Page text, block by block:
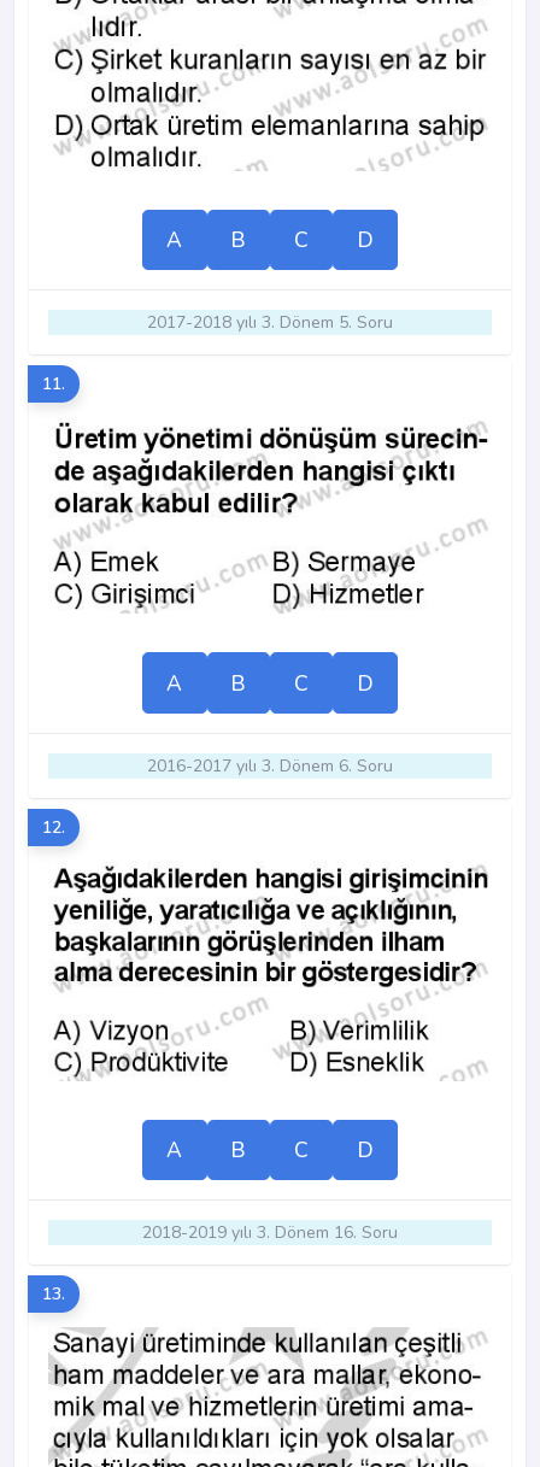
A B C D
2017-2018 yılı 3. Dönem 5. Soru
11.
A B C D
2016-2017 yılı 3. Dönem 6. Soru
12.
A B C D
2018-2019 yılı 3. Dönem 16. Soru
13.